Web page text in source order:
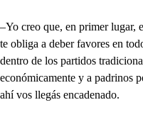
–Yo creo que, en primer lugar,
te obliga a deber favores en
dentro de los partidos
económicamente y a padrinos
ahí vos llegás encadenado.